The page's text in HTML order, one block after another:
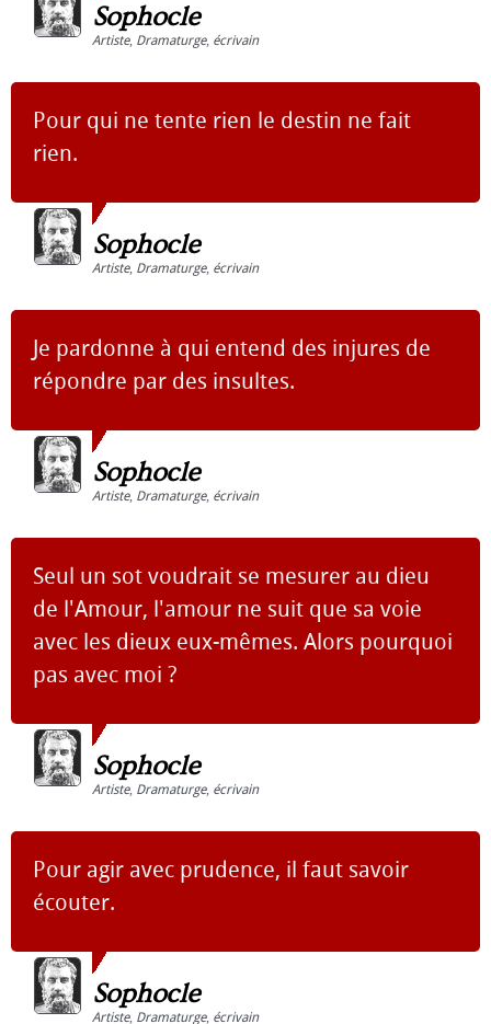
Sophocle
Artiste, Dramaturge, écrivain
Pour qui ne tente rien le destin ne fait
rien.
Sophocle
Artiste, Dramaturge, écrivain
Je pardonne à qui entend des injures de
répondre par des insultes.
Sophocle
Artiste, Dramaturge, écrivain
Seul un sot voudrait se mesurer au dieu
de l'Amour, l'amour ne suit que sa voie
avec les dieux eux-mêmes. Alors pourquoi
pas avec moi ?
Sophocle
Artiste, Dramaturge, écrivain
Pour agir avec prudence, il faut savoir
écouter.
Sophocle
Artiste, Dramaturge, écrivain